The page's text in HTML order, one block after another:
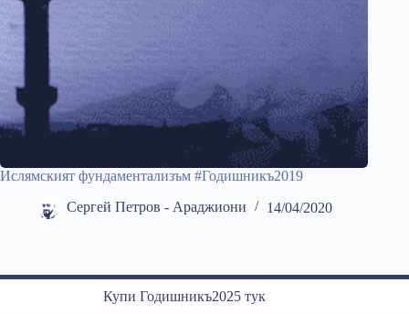
Ислямският фундаментализъм #Годишникъ2019
Сергей Петров - Араджиони 14/04/2020
Купи Годишникъ2025 тук